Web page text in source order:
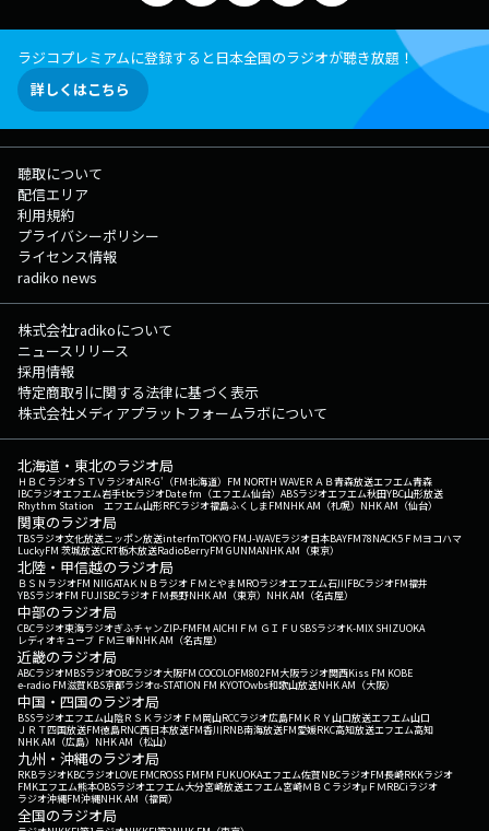
ラジコプレミアムに登録すると日本全国のラジオが聴き放題！
詳しくはこちら
聴取について
配信エリア
利用規約
プライバシーポリシー
ライセンス情報
radiko news
株式会社radikoについて
ニュースリリース
採用情報
特定商取引に関する法律に基づく表示
株式会社メディアプラットフォームラボについて
北海道・東北のラジオ局
ＨＢＣラジオＳＴＶラジオAIR-G'（FM北海道） FM NORTH WAVEＲＡＢ青森放送エフエム青森
IBCラジオエフエム岩手tbcラジオDate fm（エフエム仙台） ABSラジオエフエム秋田YBC山形放送
Rhythm Station エフエム山形RFCラジオ福島ふくしまFMNHK AM（札幌） NHK AM（仙台）
関東のラジオ局
TBSラジオ文化放送ニッポン放送interfmTOKYO FMJ-WAVEラジオ日本BAYFM78NACK5 ＦＭヨコハマ
LuckyFM 茨城放送CRT栃木放送RadioBerryFM GUNMANHK AM（東京）
北陸・甲信越のラジオ局
ＢＳＮラジオFM NIIGATAＫＮＢラジオ ＦＭとやまMROラジオエフエム石川FBCラジオFM福井
YBSラジオFM FUJISBCラジオ ＦＭ長野NHK AM（東京） NHK AM（名古屋）
中部のラジオ局
CBCラジオ東海ラジオぎふチャンZIP-FMFM AICHI ＦＭ ＧＩＦＵ SBSラジオK-MIX SHIZUOKA
レディオキューブ ＦＭ三重NHK AM（名古屋）
近畿のラジオ局
ABCラジオMBSラジオOBCラジオ大阪FM COCOLOFM802FM大阪ラジオ関西Kiss FM KOBE
e-radio FM滋賀KBS京都ラジオα-STATION FM KYOTOwbs和歌山放送NHK AM（大阪）
中国・四国のラジオ局
BSSラジオエフエム山陰ＲＳＫラジオ ＦＭ岡山RCCラジオ広島FM ＫＲＹ山口放送エフエム山口
ＪＲＴ四国放送FM徳島RNC西日本放送FM香川RNB南海放送FM愛媛RKC高知放送エフエム高知
NHK AM（広島） NHK AM（松山）
九州・沖縄のラジオ局
RKBラジオKBCラジオLOVE FMCROSS FMFM FUKUOKAエフエム佐賀NBCラジオFM長崎RKKラジオ
FMKエフエム熊本OBSラジオエフエム大分宮崎放送エフエム宮崎ＭＢＣラジオμＦＭRBCiラジオ
ラジオ沖縄FM沖縄NHK AM（福岡）
全国のラジオ局